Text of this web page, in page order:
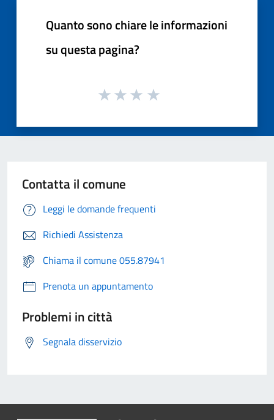
Quanto sono chiare le informazioni
su questa pagina?
Contatta il comune
Leggi le domande frequenti
Richiedi Assistenza
Chiama il comune 055.87941
Prenota un appuntamento
Problemi in città
Segnala disservizio